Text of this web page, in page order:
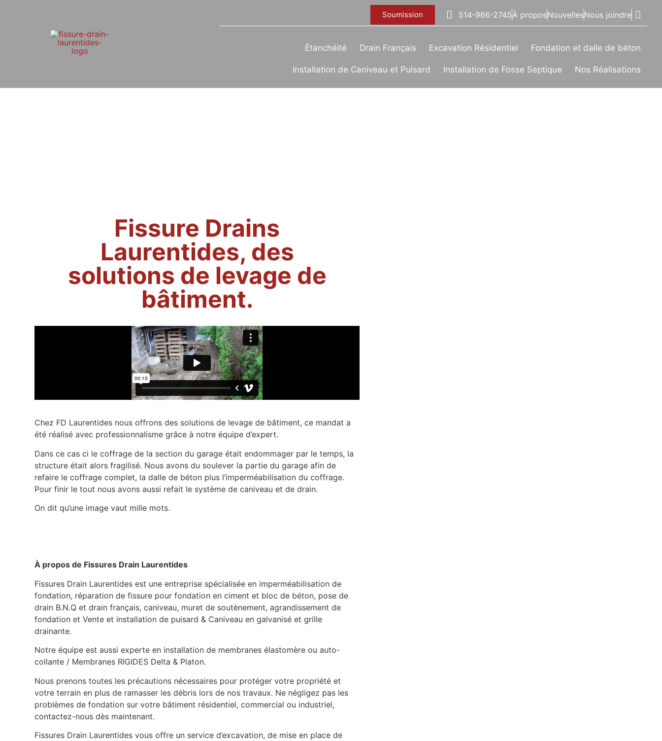
Soumission 514-966-2745À proposNouvellesNous joindre
Étanchéité Drain Français Excavation Résidentiel Fondation et dalle de béton
Installation de Caniveau et Puisard Installation de Fosse Septique Nos Réalisations
Fissure Drains
Laurentides, des
solutions de levage de
bâtiment.
Chez FD Laurentides nous offrons des solutions de levage de bâtiment, ce mandat a
été réalisé avec professionnalisme grâce à notre équipe d’expert.
Dans ce cas ci le coffrage de la section du garage était endommager par le temps, la
structure était alors fragilisé. Nous avons du soulever la partie du garage afin de
refaire le coffrage complet, la dalle de béton plus l’imperméabilisation du coffrage.
Pour finir le tout nous avons aussi refait le système de caniveau et de drain.
On dit qu’une image vaut mille mots.
À propos de Fissures Drain Laurentides
Fissures Drain Laurentides est une entreprise spécialisée en imperméabilisation de
fondation, réparation de fissure pour fondation en ciment et bloc de béton, pose de
drain B.N.Q et drain français, caniveau, muret de soutènement, agrandissement de
fondation et Vente et installation de puisard & Caniveau en galvanisé et grille
drainante.
Notre équipe est aussi experte en installation de membranes élastomère ou auto-
collante / Membranes RIGIDES Delta & Platon.
Nous prenons toutes les précautions nécessaires pour protéger votre propriété et
votre terrain en plus de ramasser les débris lors de nos travaux. Ne négligez pas les
problèmes de fondation sur votre bâtiment résidentiel, commercial ou industriel,
contactez-nous dès maintenant.
Fissures Drain Laurentides vous offre un service d’excavation, de mise en place de